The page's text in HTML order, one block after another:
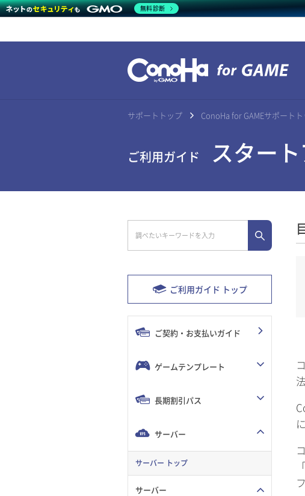
サポートトップ ConoHa for GAMEサポート
ご利用ガイド スター
ご利用ガイド トップ
ご契約・お支払いガイド
ゲームテンプレート
長期割引パス
サーバー
サーバー トップ
サーバー
無料診断